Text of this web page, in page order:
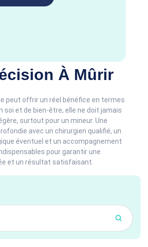
À Mûrir
peut offrir un réel bénéfice en termes
soi et de bien-être, elle ne doit jamais
surtout pour un mineur. Une
avec un chirurgien qualifié, un
éventuel et un accompagnement
pour garantir une
et un résultat satisfaisant.